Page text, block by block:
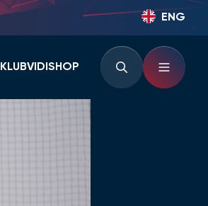
ENG
KLUBVIDISHOP